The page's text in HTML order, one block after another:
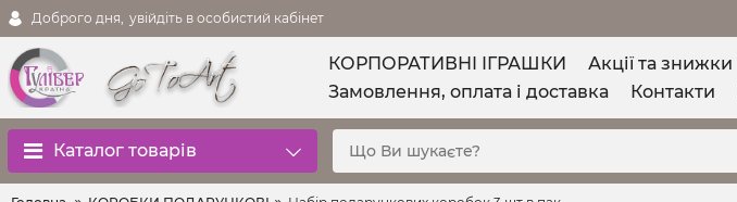
Доброго дня, увійдіть в особистий кабінет
КОРПОРАТИВНІ ІГРАШКИ Акції та знижки
Замовлення, оплата і доставка
Контакти
Каталог товарів